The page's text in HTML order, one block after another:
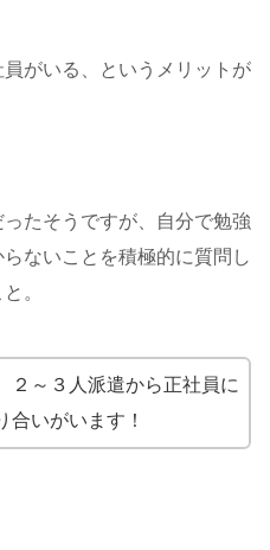
がいる、というメリットが
たそうですが、自分で勉強
ないことを積極的に質問し
。
２～３人派遣から正社員に
合いがいます！